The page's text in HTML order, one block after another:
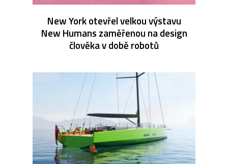
New York otevřel velkou výstavu
New Humans zaměřenou na design
člověka v době robotů